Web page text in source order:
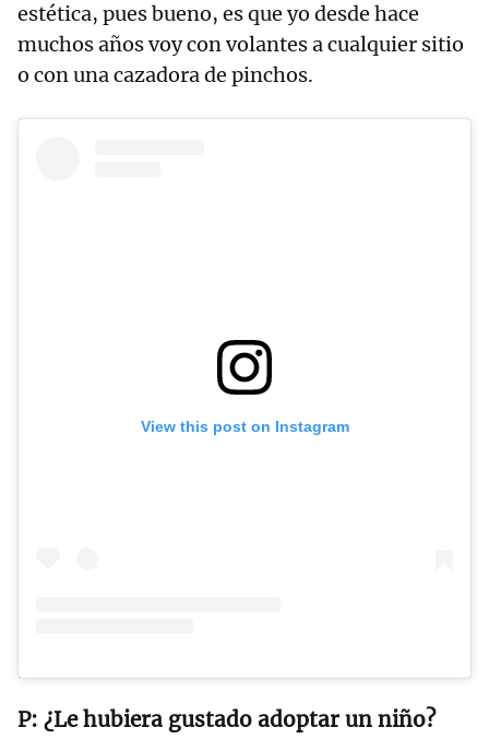
estética, pues bueno, es que yo desde hace
muchos años voy con volantes a cualquier sitio
o con una cazadora de pinchos.
View this post on Instagram
¿Le hubiera gustado adoptar un niño?